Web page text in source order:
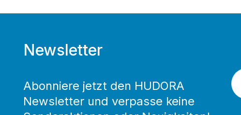
Newsletter
Abonniere jetzt den HUDORA
Newsletter und verpasse keine